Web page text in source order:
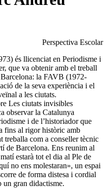
Perspectiva Escolar
és llicenciat en Periodisme i
que va obtenir amb el treball
la FAVB (1972-
de la seva experiència i el
a les ciutats.
Les ciutats invisibles
observar la Catalunya
i de l’historiador que
fins al rigor històric amb
treballa com a conseller tècnic
de Barcelona. Ens reunim al
estarà tot el dia al Ple de
no ens molestaran», un espai
de forma distesa i cordial
un gran didactisme.